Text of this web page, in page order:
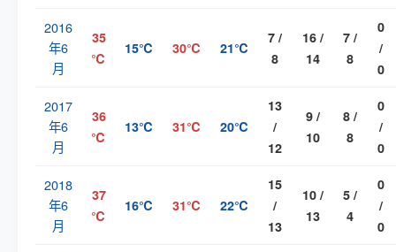
2016
年6
月
35
℃
15℃ 30℃ 21℃
7 /
8
16 /
14
7 /
8
0
/
0
2017
年6
月
36
℃
13℃ 31℃ 20℃
13
/
12
9 /
10
8 /
8
0
/
0
2018
年6
月
37
℃
16℃ 31℃ 22℃
15
/
13
10 /
13
5 /
4
0
/
0